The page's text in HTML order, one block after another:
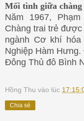
Mối tình giữa chàng
Năm 1967,
Chàng trai trẻ
ngành Cơ khí
Nghiệp Hàm
Đông Thủ đô Bình
Hồng Thu vào lúc
Chia sẻ